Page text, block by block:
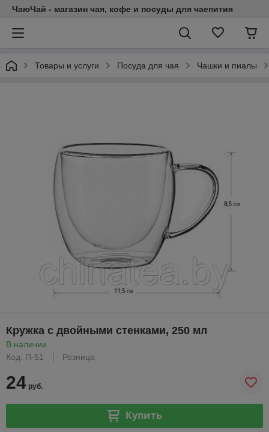
ЧаюЧай - магазин чая, кофе и посуды для чаепития
Товары и услуги Посуда для чая Чашки и пиалы
Кружка с двойными стенками, 250 мл
В наличии
Код: П-51
Розница
24 руб.
Купить